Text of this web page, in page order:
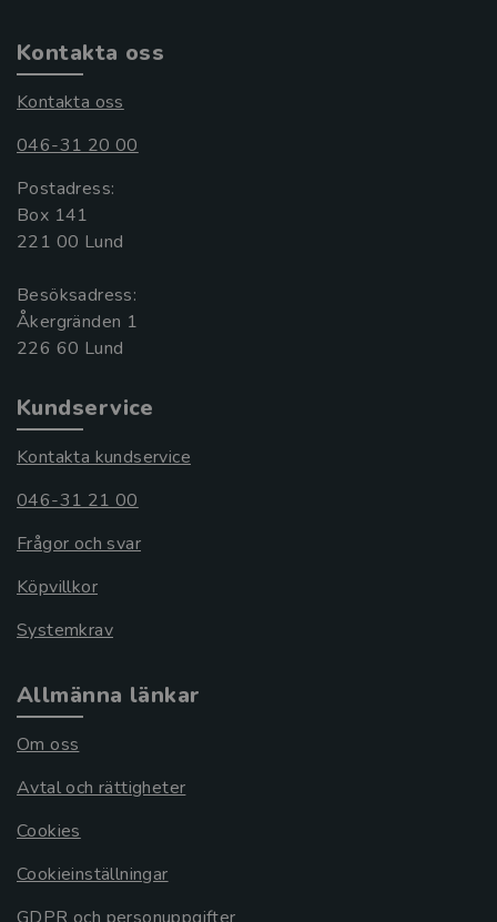
Kontakta oss
Kontakta oss
046-31 20 00
Postadress:
Box 141
221 00 Lund
Besöksadress:
Åkergränden 1
Kundservice
Kontakta kundservice
046-31 21 00
Frågor och svar
Köpvillkor
Systemkrav
Allmänna länkar
Om oss
Avtal och rättigheter
Cookies
Cookieinställningar
GDPR och personuppgifter